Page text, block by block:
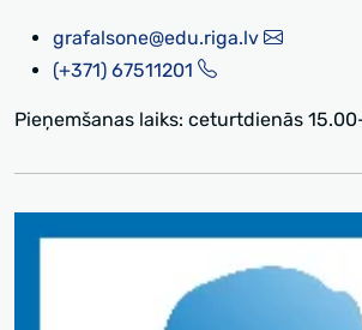
grafalsone@edu.riga.lv
(+371) 67511201
Pieņemšanas laiks: ceturtdienās